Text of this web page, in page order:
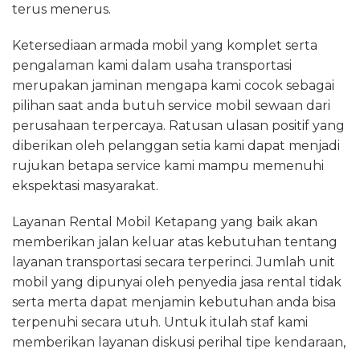
terus menerus.
Ketersediaan armada mobil yang komplet serta
pengalaman kami dalam usaha transportasi
merupakan jaminan mengapa kami cocok sebagai
pilihan saat anda butuh service mobil sewaan dari
perusahaan terpercaya. Ratusan ulasan positif yang
diberikan oleh pelanggan setia kami dapat menjadi
rujukan betapa service kami mampu memenuhi
ekspektasi masyarakat.
Layanan Rental Mobil Ketapang yang baik akan
memberikan jalan keluar atas kebutuhan tentang
layanan transportasi secara terperinci. Jumlah unit
mobil yang dipunyai oleh penyedia jasa rental tidak
serta merta dapat menjamin kebutuhan anda bisa
terpenuhi secara utuh. Untuk itulah staf kami
memberikan layanan diskusi perihal tipe kendaraan,